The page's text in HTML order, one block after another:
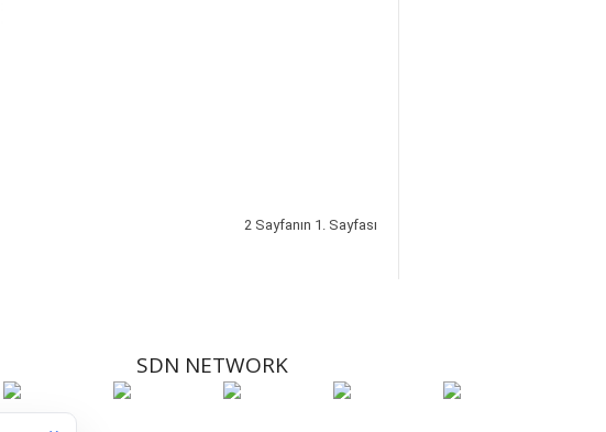
2 Sayfanın 1. Sayfası
SDN NETWORK